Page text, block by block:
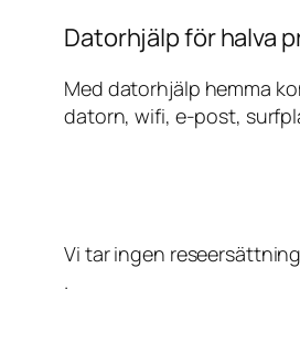
Datorhjälp för halva
Med datorhjälp hemma
datorn, wifi, e-post,
Vi tar ingen
.